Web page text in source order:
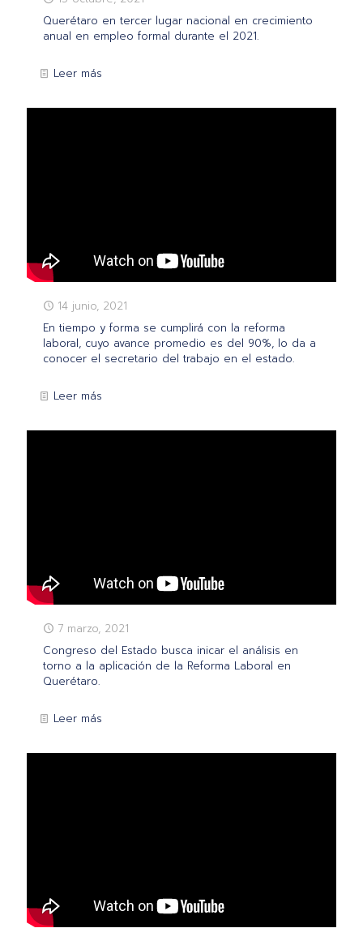
Querétaro en tercer lugar nacional en crecimiento
anual en empleo formal durante el 2021.
Leer más
14 junio, 2021
En tiempo y forma se cumplirá con la reforma
laboral, cuyo avance promedio es del 90%, lo da a
conocer el secretario del trabajo en el estado.
Leer más
7 marzo, 2021
Congreso del Estado busca inicar el análisis en
torno a la aplicación de la Reforma Laboral en
Querétaro.
Leer más